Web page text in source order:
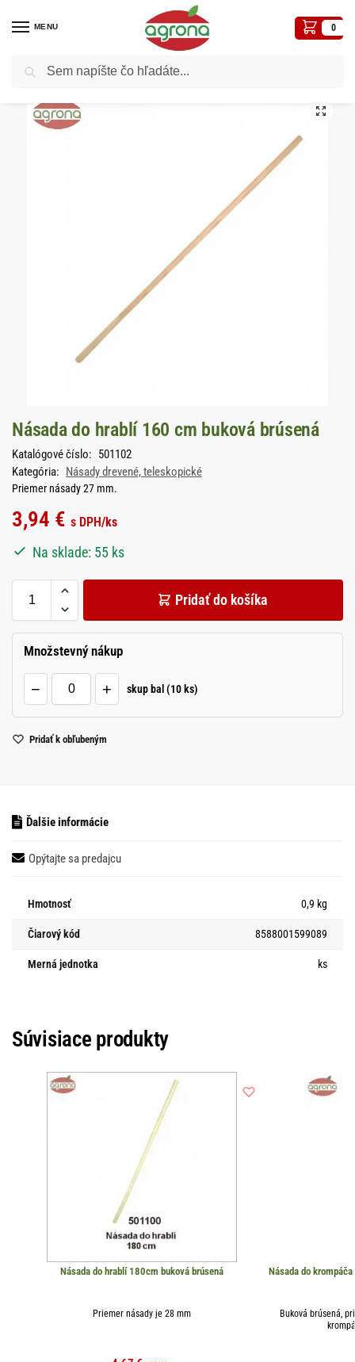
MENU 0
Domov Záhradné a iné náradie / Násady drevené, teleskopické
Násada do hrablí 160 cm buková brúsená
Katalógové číslo: 501102
Kategória: Násady drevené, teleskopické
Priemer násady 27 mm.
3,94 € s DPH/ks
Na sklade: 55 ks
Pridať do košíka
Množstevný nákup
skup bal (10 ks)
− +
Pridať k obľubeným
Ďalšie informácie
Opýtajte sa predajcu
Hmotnosť 0,9 kg
Čiarový kód 8588001599089
Merná jednotka ks
Súvisiace produkty
Násada do hrablí 180cm buková brúsená
Priemer násady je 28 mm
Násada do
Buková brúsená,